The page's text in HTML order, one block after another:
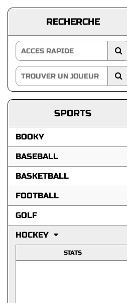
RECHERCHE
SPORTS
BOOKY
BASEBALL
BASKETBALL
FOOTBALL
GOLF
HOCKEY
STATS